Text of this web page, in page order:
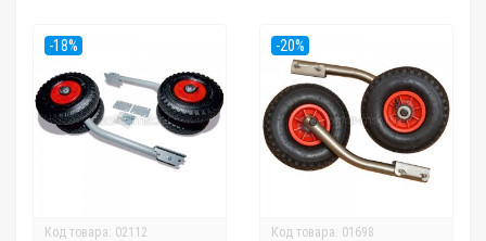
-18%
Код товара: 02112
-20%
Код товара: 01698